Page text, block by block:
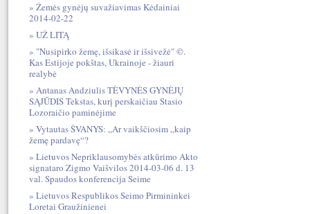
Žemės gynėjų suvažiavimas Kėdainiai
2014-02-22
UŽ LITĄ
"Nusipirko žemę, išsikasė ir išsivežė" ©.
Kas Estijoje pokštas, Ukrainoje - žiauri
realybė
Antanas Andziulis TĖVYNĖS GYNĖJŲ
SĄJŪDIS Tekstas, kurį perskaičiau Stasio
Lozoraičio paminėjime
Vytautas ŠVANYS: „Ar vaikščiosim „kaip
žemę pardavę“?
Lietuvos Nepriklausomybės atkūrimo Akto
signataro Zigmo Vaišvilos 2014-03-06 d. 13
val. Spaudos konferencija Seime
Lietuvos Respublikos Seimo Pirmininkei
Loretai Graužinienei